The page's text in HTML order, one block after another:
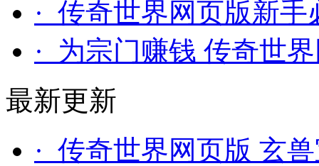
· 传奇世界网页版新
· 为宗门赚钱 传奇世
最新更新
· 传奇世界网页版 玄